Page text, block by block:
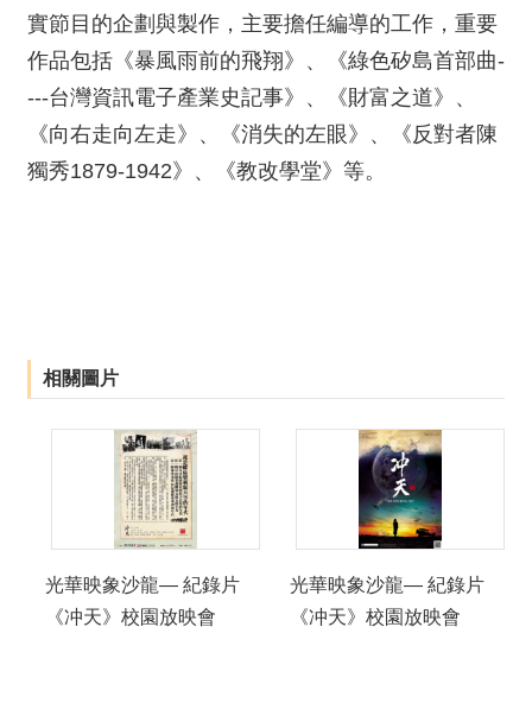
實節目的企劃與製作，主要擔任編導的工作，重要
作品包括《暴風雨前的飛翔》、《綠色矽島首部曲-
---台灣資訊電子產業史記事》、《財富之道》、
《向右走向左走》、《消失的左眼》、《反對者陳
獨秀1879-1942》、《教改學堂》等。
相關圖片
光華映象沙龍— 紀錄片
《冲天》校園放映會
光華映象沙龍— 紀錄片
《冲天》校園放映會